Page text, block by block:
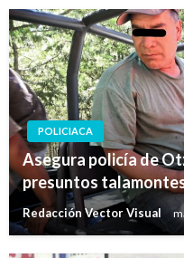
POLICIACA
Asegura policía de
presuntos
Redacción Vector Visual